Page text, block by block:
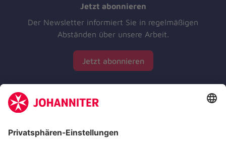
Jetzt abonnieren
Der Newsletter informiert Sie in regelmäßigen
Abständen über unsere Arbeit.
Jetzt abonnieren
Zertifizierung der Johanniter-Unfall-Hilfe e.V.